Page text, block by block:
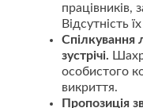
працівників,
Відсутність
Спілкування
зустрічі.
особистого
викриття.
Пропозиція